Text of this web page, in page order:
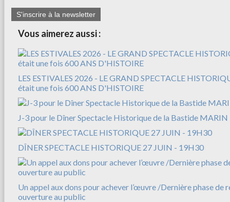
S'inscrire à la newsletter
Vous aimerez aussi :
LES ESTIVALES 2026 - LE GRAND SPECTACLE
était une fois 600 ANS D'HISTOIRE
J-3 pour le Dîner Spectacle Historique de la Bastide MARIN
DÎNER SPECTACLE HISTORIQUE 27 JUIN - 19H30
Un appel aux dons pour achever l’œuvre /Dernière phase de
ouverture au public